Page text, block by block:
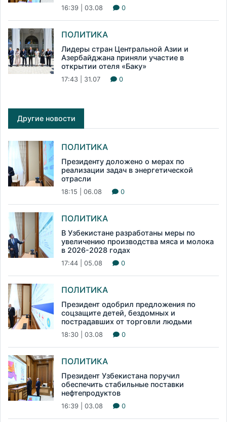
16:39 | 03.08 0
ПОЛИТИКА
Лидеры стран Центральной Азии и
Азербайджана приняли участие в
открытии отеля «Баку»
17:43 | 31.07 0
Другие новости
ПОЛИТИКА
Президенту доложено о мерах по
реализации задач в энергетической
отрасли
18:15 | 06.08 0
ПОЛИТИКА
В Узбекистане разработаны меры по
увеличению производства мяса и молока
в 2026-2028 годах
17:44 | 05.08 0
ПОЛИТИКА
Президент одобрил предложения по
соцзащите детей, бездомных и
пострадавших от торговли людьми
18:30 | 03.08 0
ПОЛИТИКА
Президент Узбекистана поручил
обеспечить стабильные поставки
нефтепродуктов
16:39 | 03.08 0